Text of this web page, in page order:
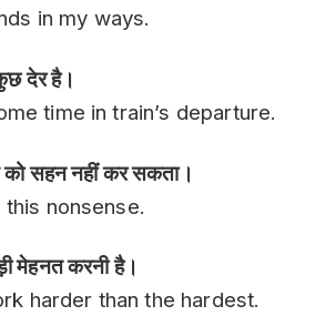
in my ways.
देर है।
time in train’s departure.
सहन नहीं कर सकता।
this nonsense.
मेहनत करनी है।
harder than the hardest.